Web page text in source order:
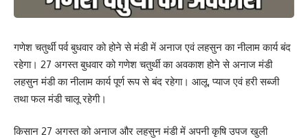
गणेश चतुर्थी पर्व बुधवार को होने से मंडी में अनाज एवं लहसुन का नीलाम कार्य बंद
रहेगा। 27 अगस्त बुधवार को गणेश चतुर्थी का अवकाश होने से अनाज मंडी
लहसुन मंडी का नीलाम कार्य पूर्ण रूप से बंद रहेगा। आलू, प्याज एवं हरी सब्जी
तथा फल मंडी चालू रहेगी।
किसान 27 अगस्त को अनाज और लहसुन मंडी में अपनी कृषि उपज खुली